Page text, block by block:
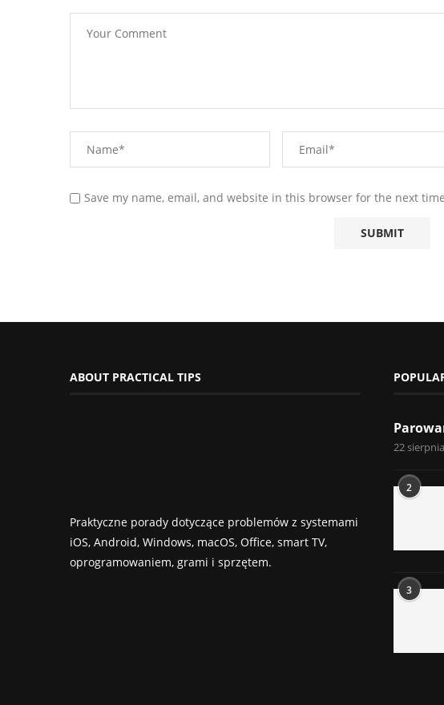
Save my name, email, and website in this browser for the next
ABOUT PRACTICAL TIPS
Praktyczne porady dotyczące problemów z systemami
iOS, Android, Windows, macOS, Office, smart TV,
oprogramowaniem, grami i sprzętem.
22
2
3